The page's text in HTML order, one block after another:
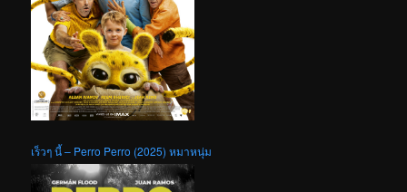
เร็วๆ นี้ – Perro Perro (2025) หมาหนุ่ม